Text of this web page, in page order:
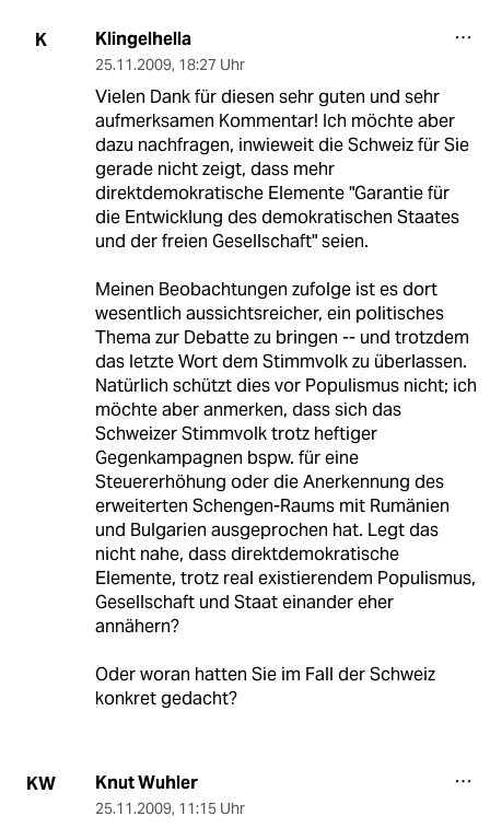
K Klingelhella
25.11.2009, 18:27 Uhr
Vielen Dank für diesen sehr guten und sehr
aufmerksamen Kommentar! Ich möchte aber
dazu nachfragen, inwieweit die Schweiz für Sie
gerade nicht zeigt, dass mehr
direktdemokratische Elemente "Garantie für
die Entwicklung des demokratischen Staates
und der freien Gesellschaft" seien.
Meinen Beobachtungen zufolge ist es dort
wesentlich aussichtsreicher, ein politisches
Thema zur Debatte zu bringen -- und trotzdem
das letzte Wort dem Stimmvolk zu überlassen.
Natürlich schützt dies vor Populismus nicht; ich
möchte aber anmerken, dass sich das
Schweizer Stimmvolk trotz heftiger
Gegenkampagnen bspw. für eine
Steuererhöhung oder die Anerkennung des
erweiterten Schengen-Raums mit Rumänien
und Bulgarien ausgeprochen hat. Legt das
nicht nahe, dass direktdemokratische
Elemente, trotz real existierendem Populismus,
Gesellschaft und Staat einander eher
annähern?
Oder woran hatten Sie im Fall der Schweiz
konkret gedacht?
KW Knut Wuhler
25.11.2009, 11:15 Uhr